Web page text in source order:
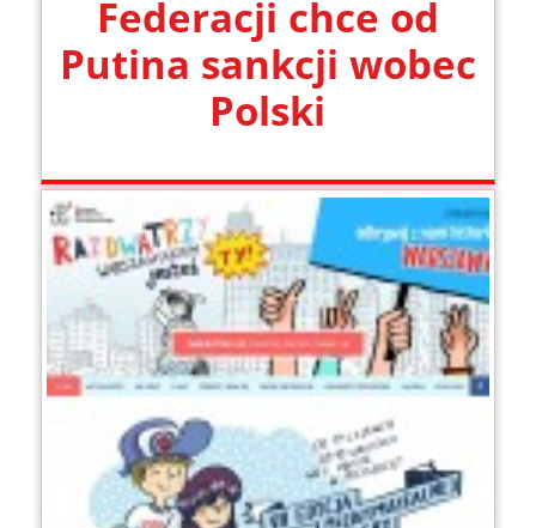
Federacji chce od
Putina sankcji wobec
Polski